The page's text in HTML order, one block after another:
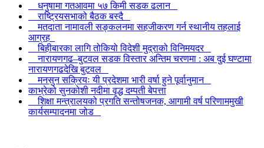
धनुषामा गतआवमा ५७ किमी सडक ढलान
राष्ट्रियसभाको बैठक बस्दै
मतदाता नामावली सङ्कलनमा सहजीकरण गर्न स्थानीय तहलाई
आग्रह
बिहीबारका लागि तोकियो विदेशी मुद्राको विनिमयदर
नारायणगढ–बुटवल सडक विस्तार अन्तिम चरणमा : अब दुई घण्टामा
नारायणगढदेखि बुटवल
मनसुन सक्रियः यी प्रदेशमा भारी वर्षा हुने पूर्वानुमान
काभ्रेको सुनकोशी नदीमा वृद्ध दम्पती बेपत्ता
शिक्षा मन्त्रालयको प्रगति सन्तोषजनक, आगामी वर्ष परिणाममुखी
कार्यसम्पादनमा जोड